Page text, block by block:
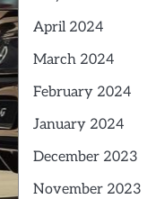
April 2024
March 2024
February 2024
January 2024
December 2023
November 2023